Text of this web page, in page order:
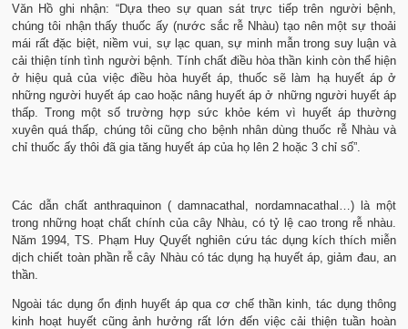
Văn Hồ ghi nhận: “Dựa theo sự quan sát trực tiếp trên người bệnh,
chúng tôi nhận thấy thuốc ấy (nước sắc rễ Nhàu) tạo nên một sự thoải
mái rất đặc biệt, niềm vui, sự lạc quan, sự minh mẫn trong suy luận và
cải thiện tính tình người bệnh. Tính chất điều hòa thần kinh còn thể hiện
ở hiệu quả của việc điều hòa huyết áp, thuốc sẽ làm hạ huyết áp ở
những người huyết áp cao hoặc nâng huyết áp ở những người huyết áp
thấp. Trong một số trường hợp sức khỏe kém vì huyết áp thường
xuyên quá thấp, chúng tôi cũng cho bệnh nhân dùng thuốc rễ Nhàu và
chỉ thuốc ấy thôi đã gia tăng huyết áp của họ lên 2 hoặc 3 chỉ số”.
Các dẫn chất anthraquinon ( damnacathal, nordamnacathal…) là một
trong những hoạt chất chính của cây Nhàu, có tỷ lệ cao trong rễ nhàu.
Năm 1994, TS. Phạm Huy Quyết nghiên cứu tác dụng kích thích miễn
dịch chiết toàn phần rễ cây Nhàu có tác dụng hạ huyết áp, giảm đau, an
thần.
Ngoài tác dụng ổn định huyết áp qua cơ chế thần kinh, tác dụng thông
kinh hoạt huyết cũng ảnh hưởng rất lớn đến việc cải thiện tuần hoàn